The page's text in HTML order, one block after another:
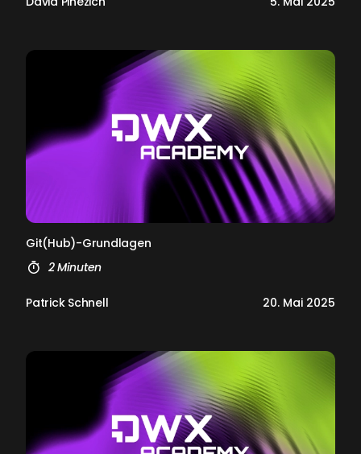
Git(Hub)-Grund­la­gen
2 Minuten
Patrick Schnell 20. Mai 2025